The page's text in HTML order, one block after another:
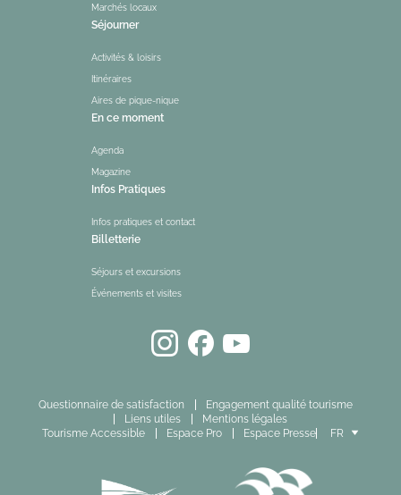
Marchés locaux
Séjourner
Activités & loisirs
Itinéraires
Aires de pique-nique
En ce moment
Agenda
Magazine
Infos Pratiques
Infos pratiques et contact
Billetterie
Séjours et excursions
Événements et visites
Questionnaire de satisfaction
Engagement qualité tourisme
Liens utiles
Mentions légales
Tourisme Accessible
Espace Pro Espace Presse
FR